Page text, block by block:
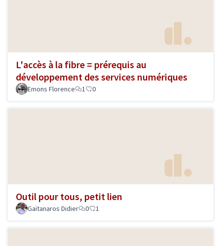
L'accès à la fibre = prérequis au
développement des services numériques
Emons Florence 1 0
Outil pour tous, petit lien
Gaïtanaros Didier 0 1